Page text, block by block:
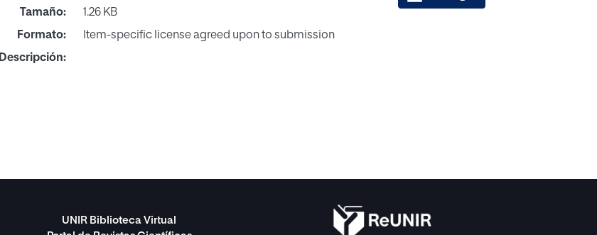
Tamaño:
1.26 KB
Formato:
Item-specific license agreed upon to submission
Descripción:
UNIR Biblioteca Virtual